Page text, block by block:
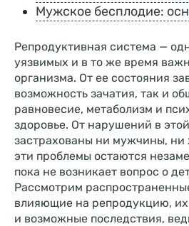
Мужское бесплодие:
Репродуктивная система —
уязвимых и в то же время
организма. От ее состояния
возможность зачатия, так и
равновесие, метаболизм и
здоровье. От нарушений в
застрахованы ни мужчины,
эти проблемы остаются
пока не возникает вопрос о
Рассмотрим
влияющие на репродукцию,
и возможные последствия,